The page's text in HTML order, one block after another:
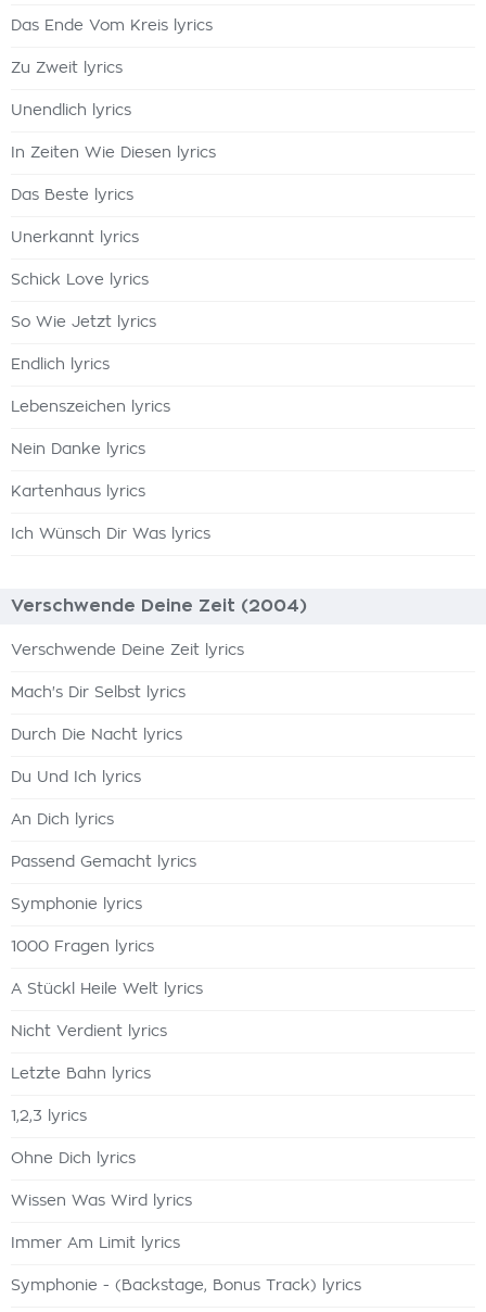
Das Ende Vom Kreis lyrics
Zu Zweit lyrics
Unendlich lyrics
In Zeiten Wie Diesen lyrics
Das Beste lyrics
Unerkannt lyrics
Schick Love lyrics
So Wie Jetzt lyrics
Endlich lyrics
Lebenszeichen lyrics
Nein Danke lyrics
Kartenhaus lyrics
Ich Wünsch Dir Was lyrics
Verschwende Deine Zeit (2004)
Verschwende Deine Zeit lyrics
Mach's Dir Selbst lyrics
Durch Die Nacht lyrics
Du Und Ich lyrics
An Dich lyrics
Passend Gemacht lyrics
Symphonie lyrics
1000 Fragen lyrics
A Stückl Heile Welt lyrics
Nicht Verdient lyrics
Letzte Bahn lyrics
1,2,3 lyrics
Ohne Dich lyrics
Wissen Was Wird lyrics
Immer Am Limit lyrics
Symphonie - (Backstage, Bonus Track) lyrics